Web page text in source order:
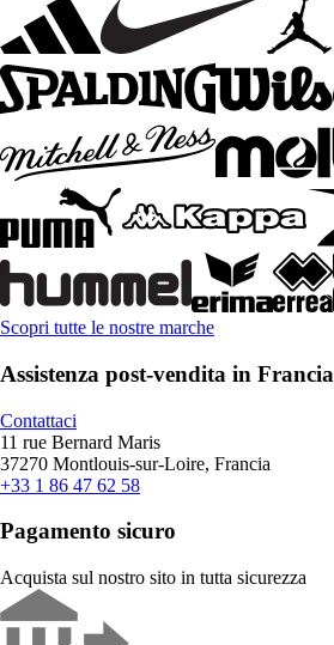
Scopri tutte le nostre marche
Assistenza post-vendita in Francia
Contattaci
11 rue Bernard Maris
37270 Montlouis-sur-Loire, Francia
+33 1 86 47 62 58
Pagamento sicuro
Acquista sul nostro sito in tutta sicurezza